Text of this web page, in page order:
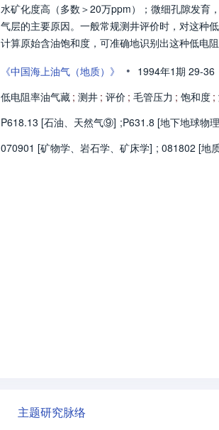
水矿化度高（多数＞20万ppm）；微细孔隙发育
气层的主要原因。一般常规测井评价时，对这种
计算原始含油饱和度，可准确地识别出这种低电
《中国海上油气（地质）》 • 1994年1期 29-36
低电阻率油气藏 ; 测井 ; 评价 ; 毛管压力 ; 饱和度 ;
P618.13 [石油、天然气⑨] ;P631.8 [地下地球物
070901 [矿物学、岩石学、矿床学] ; 081802 [地
主题研究脉络